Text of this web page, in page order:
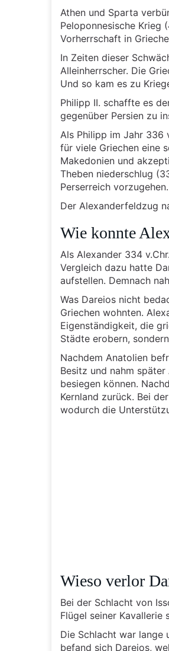
Athen und Sparta
Peloponnesische Krieg
Vorherrschaft in
In Zeiten dieser
Alleinherrscher. Die
Und so kam es zu
Philipp II. schaffte es
gegenüber Persien zu
Als Philipp im Jahr 336
für viele Griechen eine
Makedonien und
Theben niederschlug
Perserreich vorzugehen.
Der Alexanderfeldzug
Wie konnte
Als Alexander 334
Vergleich dazu hatte
aufstellen. Demnach
Was Dareios nicht
Griechen wohnten.
Eigenständigkeit, die
Städte erobern,
Nachdem Anatolien
Besitz und nahm
besiegen können.
Kernland zurück. Bei
wodurch die
Wieso verlor
Bei der Schlacht von
Flügel seiner Kavallerie
Die Schlacht war lange
befand sich Dareios,